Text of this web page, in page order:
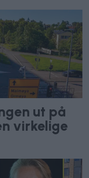
ut på
virkelige